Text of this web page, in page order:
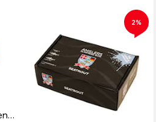
Ladekit im Lieferumfang enthalten!
2%